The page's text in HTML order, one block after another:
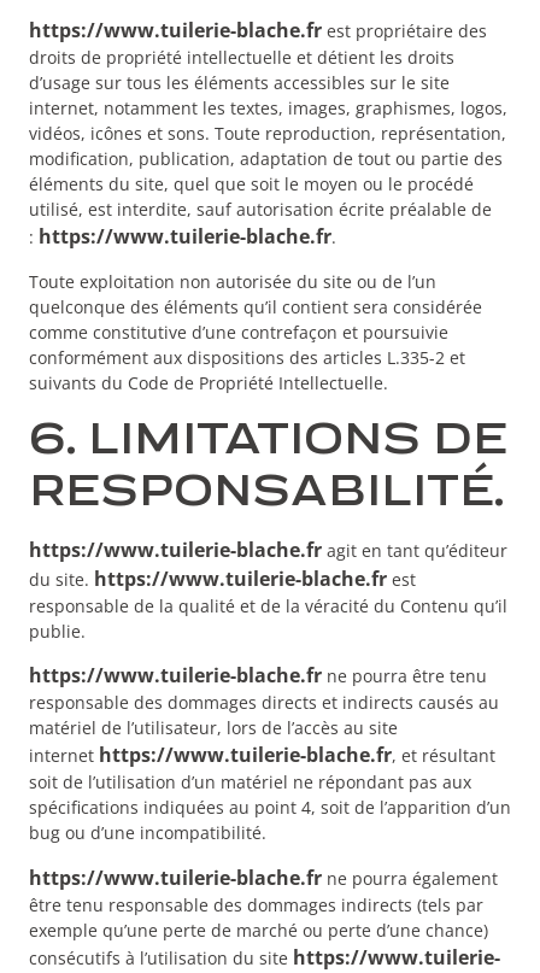
https://www.tuilerie-blache.fr est propriétaire des
droits de propriété intellectuelle et détient les droits
d’usage sur tous les éléments accessibles sur le site
internet, notamment les textes, images, graphismes, logos,
vidéos, icônes et sons. Toute reproduction, représentation,
modification, publication, adaptation de tout ou partie des
éléments du site, quel que soit le moyen ou le procédé
utilisé, est interdite, sauf autorisation écrite préalable de
: https://www.tuilerie-blache.fr.
Toute exploitation non autorisée du site ou de l’un
quelconque des éléments qu’il contient sera considérée
comme constitutive d’une contrefaçon et poursuivie
conformément aux dispositions des articles L.335-2 et
suivants du Code de Propriété Intellectuelle.
6. LIMITATIONS DE
RESPONSABILITÉ.
https://www.tuilerie-blache.fr agit en tant qu’éditeur
du site. https://www.tuilerie-blache.fr est
responsable de la qualité et de la véracité du Contenu qu’il
publie.
https://www.tuilerie-blache.fr ne pourra être tenu
responsable des dommages directs et indirects causés au
matériel de l’utilisateur, lors de l’accès au site
internet https://www.tuilerie-blache.fr, et résultant
soit de l’utilisation d’un matériel ne répondant pas aux
spécifications indiquées au point 4, soit de l’apparition d’un
bug ou d’une incompatibilité.
https://www.tuilerie-blache.fr ne pourra également
être tenu responsable des dommages indirects (tels par
exemple qu’une perte de marché ou perte d’une chance)
consécutifs à l’utilisation du site https://www.tuilerie-